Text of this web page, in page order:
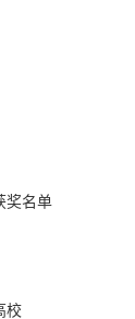
奖名单
校